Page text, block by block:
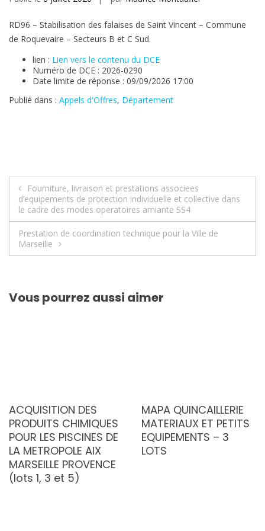
RD96 – Stabilisation des falaises de Saint Vincent – Commune
de Roquevaire – Secteurs B et C Sud.
lien : Lien vers le contenu du DCE
Numéro de DCE : 2026-0290
Date limite de réponse : 09/09/2026 17:00
Publié dans : Appels d'Offres, Département
Navigation
de
l’article
Fourniture, livraison et prestations associees
d’equipements de protection individuelle et collective dans
le cadre des modes operatoires amiante SS4
Prestation de coordination technique pour la Ville de
Marseille
Vous pourrez aussi aimer
ACQUISITION DES
PRODUITS CHIMIQUES
POUR LES PISCINES DE
LA METROPOLE AIX
MARSEILLE PROVENCE
(lots 1, 3 et 5)
MAPA QUINCAILLERIE
MATERIAUX ET PETITS
EQUIPEMENTS – 3
LOTS